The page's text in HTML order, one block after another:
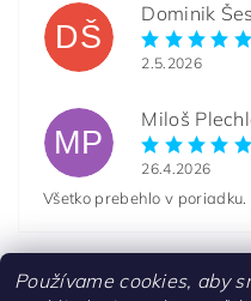
DŠ
Dominik
2.5.2026
MP
Miloš
26.4.2026
Všetko prebehlo v poriadku.
Používame cookies, aby